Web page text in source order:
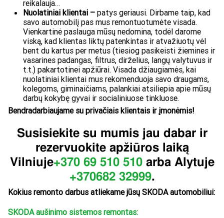
reikalauja…
Nuolatiniai klientai – patys geriausi. Dirbame taip, kad
savo automobilį pas mus remontuotumėte visada.
Vienkartinė paslauga mūsų nedomina, todėl darome
viską, kad klientas liktų patenkintas ir atvažiuotų vėl
bent du kartus per metus (tiesiog pasikeisti žiemines ir
vasarines padangas, filtrus, dirželius, langų valytuvus ir
t.t.) pakartotinei apžiūrai. Visada džiaugiamės, kai
nuolatiniai klientai mus rekomenduoja savo draugams,
kolegoms, giminaičiams, palankiai atsiliepia apie mūsų
darbų kokybę gyvai ir socialiniuose tinkluose.
Bendradarbiaujame su privačiais klientais ir įmonėmis!
Susisiekite su mumis jau dabar ir
rezervuokite apžiūros laiką
Vilniuje+370 69 510 510arba Alytuje
+370682 32999.
Kokius remonto darbus atliekame jūsų SKODA automobiliui:
SKODA aušinimo sistemos remontas: